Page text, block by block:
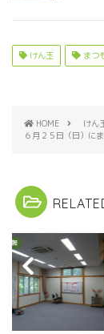
けん玉 まつ
HOME
けん
６月２５日（日）に
情報